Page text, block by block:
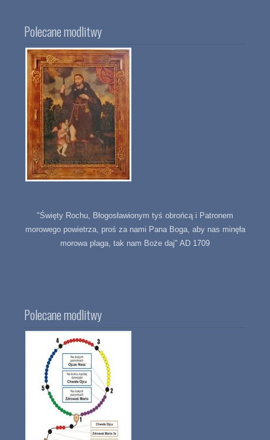
Polecane modlitwy
"Święty Rochu, Błogosławionym tyś obrońcą i Patronem
morowego powietrza, proś za nami Pana Boga, aby nas minęła
morowa plaga, tak nam Boże daj" AD 1709
Polecane modlitwy